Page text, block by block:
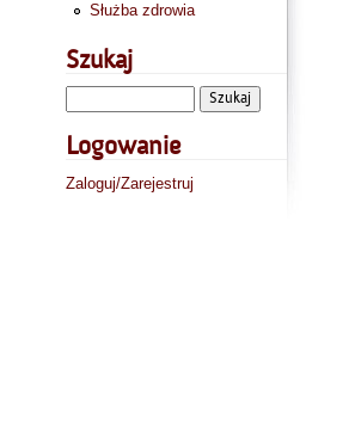
Służba zdrowia
Szukaj
Logowanie
Zaloguj/Zarejestruj